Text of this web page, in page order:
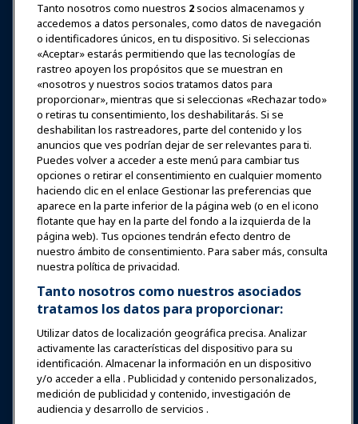
Iniciar sesión Únete ahora
Premios Carreras
Contacto
Expos y Eventos
Noticias y Funworld
Educación
Seguridad y protección
Defensa
Investigación y Reportes
Acerca de IAAPA
Socios
Tanto nosotros como nuestros 2socios almacenamos y
accedemos a datos personales, como datos de navegación
o identificadores únicos, en tu dispositivo. Si seleccionas
«Aceptar» estarás permitiendo que las tecnologías de
rastreo apoyen los propósitos que se muestran en
«nosotros y nuestros socios tratamos datos para
proporcionar», mientras que si seleccionas «Rechazar todo»
o retiras tu consentimiento, los deshabilitarás. Si se
deshabilitan los rastreadores, parte del contenido y los
anuncios que ves podrían dejar de ser relevantes para ti.
Puedes volver a acceder a este menú para cambiar tus
opciones o retirar el consentimiento en cualquier momento
haciendo clic en el enlace Gestionar las preferencias que
aparece en la parte inferior de la página web (o en el icono
flotante que hay en la parte del fondo a la izquierda de la
página web). Tus opciones tendrán efecto dentro de
nuestro ámbito de consentimiento. Para saber más, consulta
nuestra política de privacidad.
Tanto nosotros como nuestros asociados
tratamos los datos para proporcionar:
Utilizar datos de localización geográfica precisa. Analizar
activamente las características del dispositivo para su
identificación. Almacenar la información en un dispositivo
y/o acceder a ella . Publicidad y contenido personalizados,
medición de publicidad y contenido, investigación de
audiencia y desarrollo de servicios .